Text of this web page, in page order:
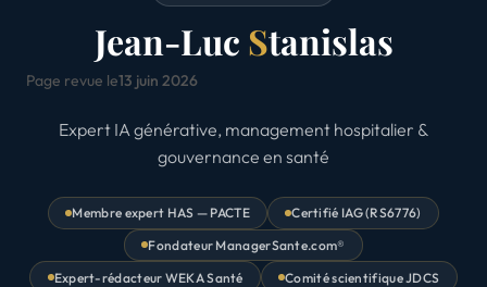
Jean-Luc Stanislas
Page revue le13 juin 2026
Expert IA générative, management hospitalier &
gouvernance en santé
Membre expert HAS — PACTE
Certifié IAG (RS6776)
Fondateur ManagerSante.com®
Expert-rédacteur WEKA Santé
Comité scientifique JDCS